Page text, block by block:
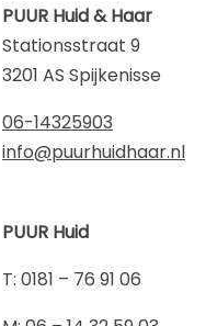
PUUR Huid & Haar
Stationsstraat 9
3201 AS Spijkenisse
06-14325903
info@puurhuidhaar.nl
PUUR Huid
​T: 0181 – 76 91 06